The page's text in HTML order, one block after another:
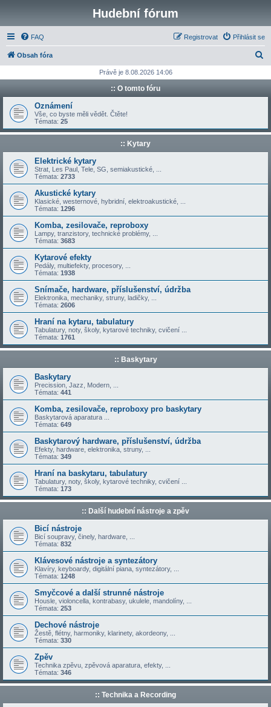
Hudební fórum
FAQ Přihlásit se
Registrovat
Obsah fóra
d
t
Právě je 8.08.2026 14:06
:: O tomto fóru
Oznámení
Vše, co byste měli vědět. Čtěte!
Témata: 25
:: Kytary
Elektrické kytary
Strat, Les Paul, Tele, SG, semiakustické, ...
Témata: 2733
Akustické kytary
Klasické, westernové, hybridní, elektroakustické, ...
Témata: 1296
Komba, zesilovače, reproboxy
Lampy, tranzistory, technické problémy, ...
Témata: 3683
Kytarové efekty
Pedály, multiefekty, procesory, ...
Témata: 1938
Snímače, hardware, příslušenství, údržba
Elektronika, mechaniky, struny, ladičky, ...
Témata: 2606
Hraní na kytaru, tabulatury
Tabulatury, noty, školy, kytarové techniky, cvičení ...
Témata: 1761
:: Baskytary
Baskytary
Precission, Jazz, Modern, ...
Témata: 441
Komba, zesilovače, reproboxy pro baskytary
Baskytarová aparatura ...
Témata: 649
Baskytarový hardware, příslušenství, údržba
Efekty, hardware, elektronika, struny, ...
Témata: 349
Hraní na baskytaru, tabulatury
Tabulatury, noty, školy, kytarové techniky, cvičení ...
Témata: 173
:: Další hudební nástroje a zpěv
Bicí nástroje
Bicí soupravy, činely, hardware, ...
Témata: 832
Klávesové nástroje a syntezátory
Klavíry, keyboardy, digitální piana, syntezátory, ...
Témata: 1248
Smyčcové a další strunné nástroje
Housle, violoncella, kontrabasy, ukulele, mandolíny, ...
Témata: 253
Dechové nástroje
Žestě, flétny, harmoniky, klarinety, akordeony, ...
Témata: 330
Zpěv
Technika zpěvu, zpěvová aparatura, efekty, ...
Témata: 346
:: Technika a Recording